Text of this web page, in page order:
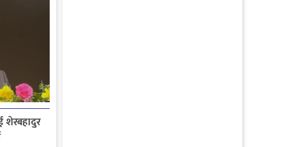
शेरबहादुर